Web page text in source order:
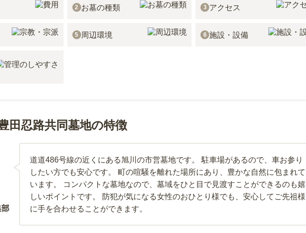
2 お墓の種類 3 アクセス
5 周辺環境 6 施設・設備
田忍路共同墓地の特徴
部
道道486号線の近くにある旭川の市営墓地です。 駐車場があるので、車お参り
したい方でも安心です。 町の喧騒を離れた場所にあり、豊かな自然に包まれて
います。 コンパクトな墓地なので、墓域をひと目で見渡すことができるのも嬉
しいポイントです。 防犯が気になる女性のおひとり様でも、安心してご先祖様
に手を合わせることができます。